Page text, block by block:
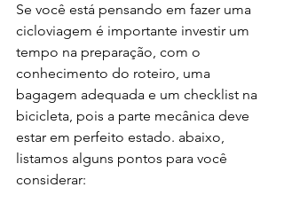
Se você está pensando em fazer uma
cicloviagem é importante investir um
tempo na preparação, com o
conhecimento do roteiro, uma
bagagem adequada e um checklist na
bicicleta, pois a parte mecânica deve
estar em perfeito estado. abaixo,
listamos alguns pontos para você
considerar: